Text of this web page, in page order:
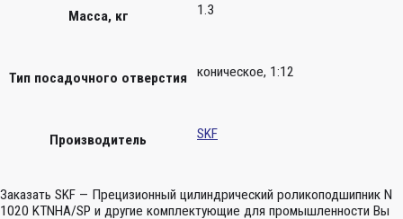
Масса, кг 1.3
Тип посадочного отверстия коническое, 1:12
Производитель SKF
Заказать SKF — Прецизионный цилиндрический роликоподшипник N
1020 KTNHA/SP и другие комплектующие для промышленности Вы